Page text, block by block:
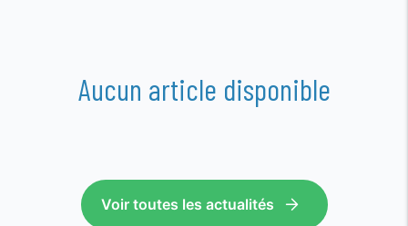
Aucun article disponible
Voir toutes les actualités